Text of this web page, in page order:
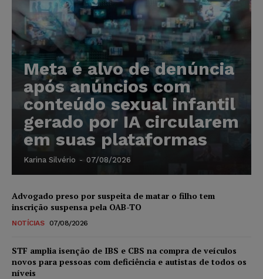
Meta é alvo de denúncia
após anúncios com
conteúdo sexual infantil
gerado por IA circularem
em suas plataformas
Karina Silvério - 07/08/2026
Advogado preso por suspeita de matar o filho tem
inscrição suspensa pela OAB-TO
NOTÍCIAS 07/08/2026
STF amplia isenção de IBS e CBS na compra de veículos
novos para pessoas com deficiência e autistas de todos os
níveis